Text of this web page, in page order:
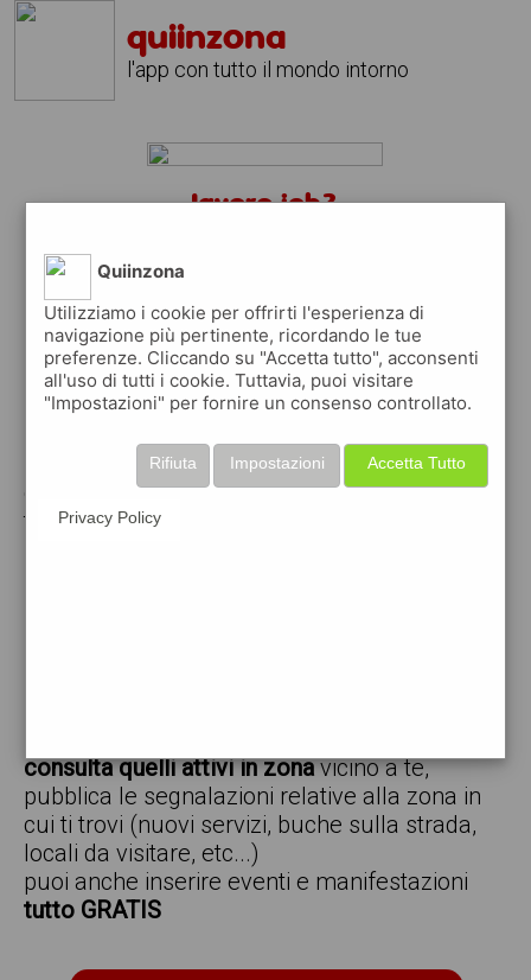
quiinzona
l'app con tutto il mondo intorno
lavoro job?
↴
scarica gratis app
pubblica gratis i tuoi annunci
con quiinzona puoi inserire gratuitamente i
tuoi annunci per :
consulta quelli attivi in zonavicino a te,
pubblica le segnalazioni relative alla zona in
cui ti trovi (nuovi servizi, buche sulla strada,
locali da visitare, etc...)
puoi anche inserire eventi e manifestazioni
tutto GRATIS
Quiinzona
Utilizziamo i cookie per offrirti l'esperienza di
navigazione più pertinente, ricordando le tue
preferenze. Cliccando su "Accetta tutto", acconsenti
all'uso di tutti i cookie. Tuttavia, puoi visitare
"Impostazioni" per fornire un consenso controllato.
Accetta Tutto
Impostazioni
Rifiuta
Privacy Policy